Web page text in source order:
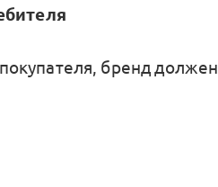
бренд должен